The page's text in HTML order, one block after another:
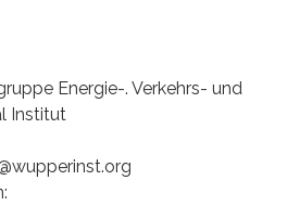
Energie-. Verkehrs- und
Institut